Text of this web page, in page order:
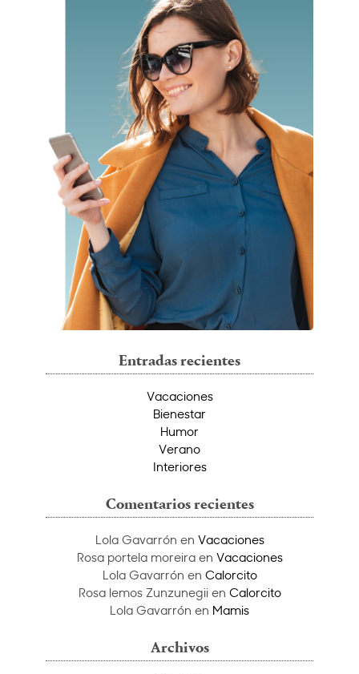
Entradas recientes
Vacaciones
Bienestar
Humor
Verano
Interiores
Comentarios recientes
Lola Gavarrón en Vacaciones
Rosa portela moreiraen Vacaciones
Lola Gavarrón en Calorcito
Rosa lemos Zunzunegiien Calorcito
Lola Gavarrón en Mamis
Archivos